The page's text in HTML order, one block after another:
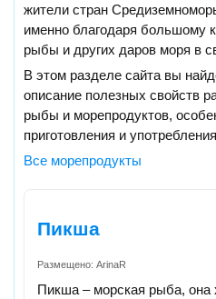
жители стран
именно благодаря большому
рыбы и других даров моря в
В этом разделе сайта вы
описание полезных свойств
рыбы и морепродуктов,
приготовления и
Все морепродукты
Пикша
Размещено: ArinaR
Пикша – морская рыба, она